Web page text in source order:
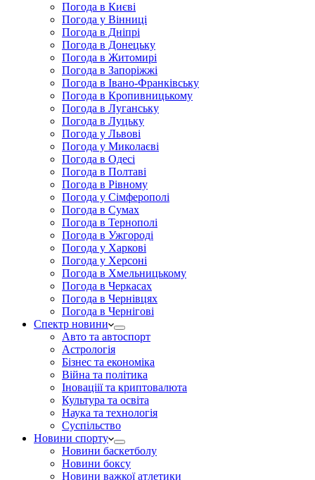
Погода в Києві
Погода у Вінниці
Погода в Дніпрі
Погода в Донецьку
Погода в Житомирі
Погода в Запоріжжі
Погода в Івано-Франківську
Погода в Кропивницькому
Погода в Луганську
Погода в Луцьку
Погода у Львові
Погода у Миколаєві
Погода в Одесі
Погода в Полтаві
Погода в Рівному
Погода у Сімферополі
Погода в Сумах
Погода в Тернополі
Погода в Ужгороді
Погода у Харкові
Погода у Херсоні
Погода в Хмельницькому
Погода в Черкасах
Погода в Чернівцях
Погода в Чернігові
Спектр новини
Авто та автоспорт
Астрологія
Бізнес та економіка
Війна та політика
Іноваціії та криптовалюта
Культура та освіта
Наука та технологія
Суспільство
Новини спорту
Новини баскетболу
Новини боксу
Новини важкої атлетики